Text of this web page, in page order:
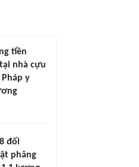
tiền
nhà cựu
y
đối
phăng